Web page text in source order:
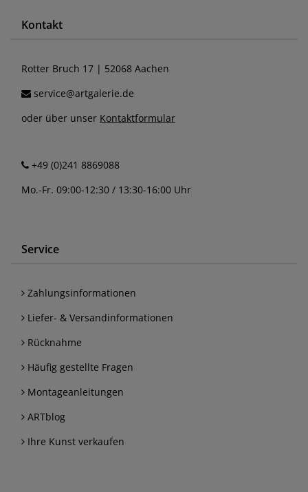
Kontakt
Rotter Bruch 17 | 52068 Aachen
service@artgalerie.de
oder über unser Kontaktformular
+49 (0)241 8869088
Mo.-Fr. 09:00-12:30 / 13:30-16:00 Uhr
Service
Zahlungsinformationen
Liefer- & Versandinformationen
Rücknahme
Häufig gestellte Fragen
Montageanleitungen
ARTblog
Ihre Kunst verkaufen